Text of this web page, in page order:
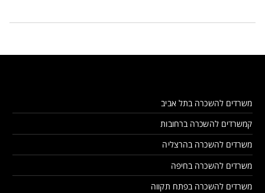
משרדים להשכרה בתל אביב
קמשרדים להשכרה ברחובות
משרדים להשכרה בהרצליה
משרדים להשכרה בחיפה
משרדים להשכרה בפתח תקווה